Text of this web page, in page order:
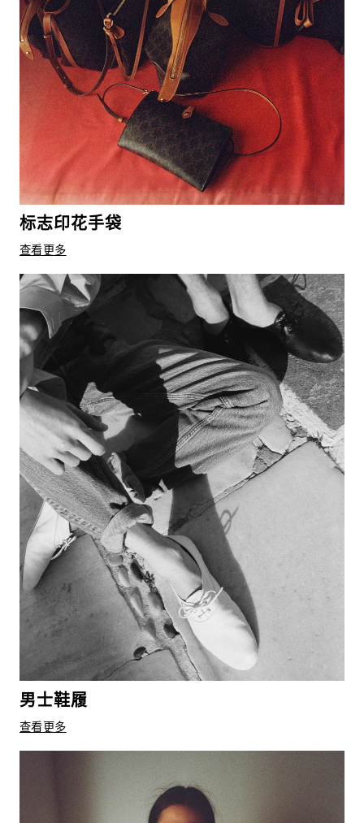
标志印花手袋
查看更多
男士鞋履
查看更多